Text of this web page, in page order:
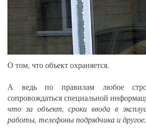
О том, что объект охраняется.
А ведь по правилам любое
сопровождаться специальной
что за объект, сроки ввода в
работы, телефоны подрядчика и другое.